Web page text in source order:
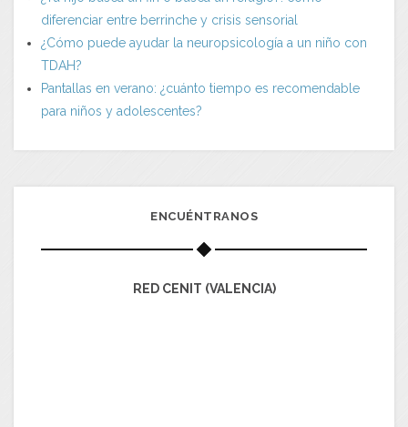
diferenciar entre berrinche y crisis sensorial
¿Cómo puede ayudar la neuropsicología a un niño con
TDAH?
Pantallas en verano: ¿cuánto tiempo es recomendable
para niños y adolescentes?
ENCUÉNTRANOS
RED CENIT (VALENCIA)